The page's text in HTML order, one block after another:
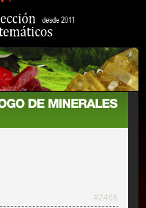
#2466